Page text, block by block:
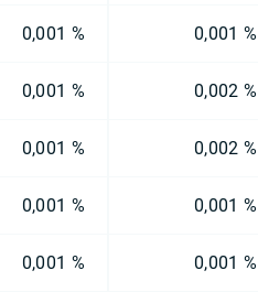
0,001 % 0,001 %
0,001 % 0,002 %
0,001 % 0,002 %
0,001 % 0,001 %
0,001 % 0,001 %